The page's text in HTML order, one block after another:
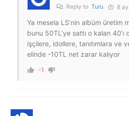
Reply to Turu 8
Ya mesela LS’nin albüm üretim
bunu 50TL’ye sattı o kalan 40’ı
işçilere, idollere, tanıtımlara ve
elinde -10TL net zarar kalıyor
-1